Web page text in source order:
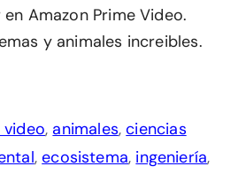
Amazon Prime Video.
y animales increibles.
video, animales,ciencias
,ecosistema, ingeniería,